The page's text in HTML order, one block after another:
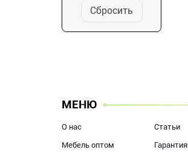
Сбросить
МЕНЮ
О нас
Мебель оптом
Статьи
Гарантия